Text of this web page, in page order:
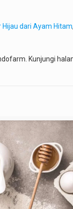
Hijau dari Ayam Hitam,
Kunjungi